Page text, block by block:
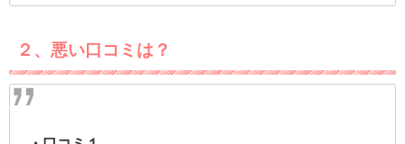
２、悪い口コミは？